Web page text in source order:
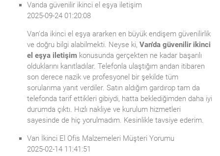
Vanda güvenilir ikinci el eşya iletişim
2025-09-24 01:20:08
Van'da ikinci el eşya ararken en büyük endişem güvenilirlik
ve doğru bilgi alabilmekti. Neyse ki, Van'da güvenilir ikinci
el eşya iletişim konusunda gerçekten ne kadar başarılı
olduklarını kanıtladılar. Telefonla ulaştığım andan itibaren
son derece nazik ve profesyonel bir şekilde tüm
sorularıma yanıt verdiler. Satın aldığım gardırop tam da
telefonda tarif ettikleri gibiydi, hatta beklediğimden daha iyi
durumda çıktı. Hızlı nakliye ve kurulum hizmetleri
sayesinde de hiç yorulmadım. Kesinlikle tavsiye ederim.
Van İkinci El Ofis Malzemeleri Müşteri Yorumu
2025-02-14 11:41:51